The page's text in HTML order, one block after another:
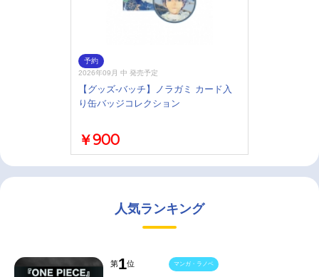
予約
2026年09月 中 発売予定
【グッズ-バッチ】ノラガミ カード入
り缶バッジコレクション
￥900
人気ランキング
第1位 マンガ・ラノベ